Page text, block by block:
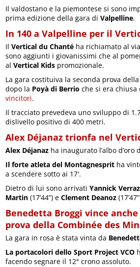
Il valdostano e la piemontese si sono
prima edizione della gara diValpelline.
In 140 a Valpelline per il
IlVertical du Chanté ha richiamato al
sono aggiunti i giovanissimi che al
alVertical Kids promozionale.
La gara costituiva la seconda prova
dopo la Poyà di Berrioche si era chiusa
vincitori.
Il tracciato prevedeva uno sviluppo di
dislivello positivo di 400 metri.
Alex Déjanaz trionfa nel
Alex Déjanaz ha inaugurato l’albo d’oro
Il forte atleta del Montagnesprit ha
a scendere sotto ai 17′.
Dietro di lui sono arrivatiYannick
Martin (17’44”) eClement Deanoz
Benedetta Broggi vince
prova della Combinée des
La gara in rosa è stata vinta da
La portacolori dello Sport Project VCO
facendo segnare il 12° crono assoluto.